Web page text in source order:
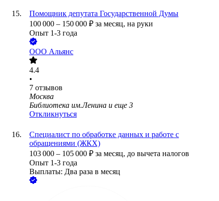
Помощник депутата Государственной Думы
100 000 – 150 000 ₽ за месяц, на руки
Опыт 1-3 года
ООО Альянс
4.4
•
7 отзывов
Москва
Библиотека им.Ленина и еще 3
Откликнуться
Специалист по обработке данных и работе с
обращениями (ЖКХ)
103 000 – 105 000 ₽ за месяц, до вычета налогов
Опыт 1-3 года
Выплаты: Два раза в месяц